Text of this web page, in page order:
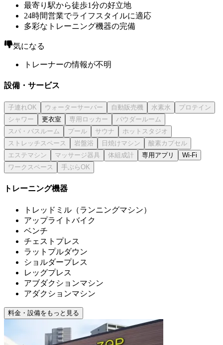
最寄り駅から徒歩1分の好立地
24時間営業でライフスタイルに適応
多彩なトレーニング機器の完備
気になる
トレーナーの情報が不明
設備・サービス
更衣室
専用アプリ Wi-Fi
トレーニング機器
トレッドミル（ランニングマシン）
アップライトバイク
ベンチ
チェストプレス
ラットプルダウン
ショルダープレス
レッグプレス
アブダクションマシン
アダクションマシン
料金・設備をもっと見る